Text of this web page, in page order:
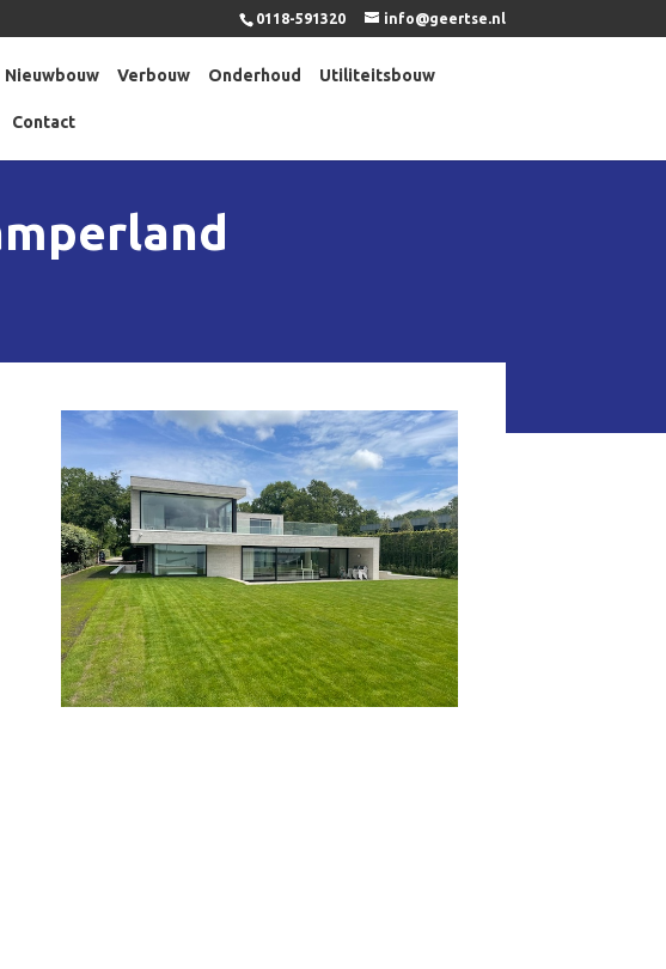
0118-591320 info@geertse.nl
Nieuwbouw Verbouw Onderhoud Utiliteitsbouw
Contact